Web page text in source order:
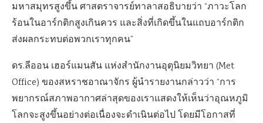
มหาสมุทรสูงขึ้น ศาสตราจารย์ทาลาสอธิบายว่า “ภาวะโลก
ร้อนในอาร์กติกสูงเกินควร และสิ่งที่เกิดขึ้นในแถบอาร์กติก
ส่งผลกระทบต่อพวกเราทุกคน”
ดร.ลีออน เฮอร์แมนสัน แห่งสำนักงานอุตุนิยมวิทยา (Met
Office) ของสหราชอาณาจักร ผู้นำรายงานกล่าวว่า “การ
พยากรณ์สภาพอากาศล่าสุดของเราแสดงให้เห็นว่าอุณหภูมิ
โลกจะสูงขึ้นอย่างต่อเนื่องจะดำเนินต่อไป โดยมีโอกาสที่